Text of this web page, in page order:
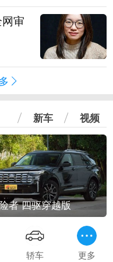
审
新车 视频
者 四驱穿越版
轿车 更多